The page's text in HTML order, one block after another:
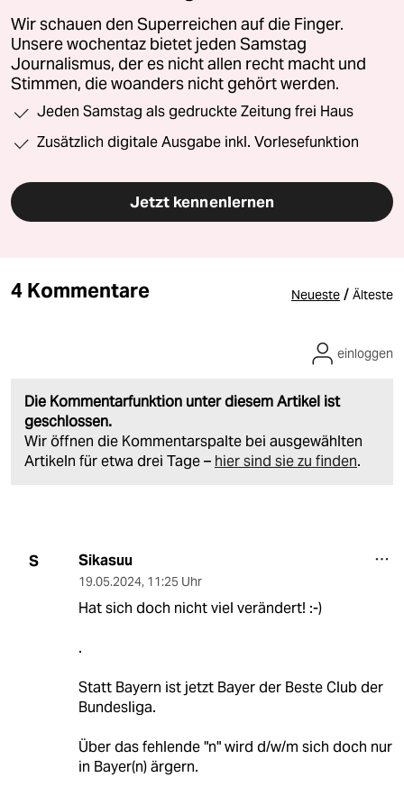
Wir schauen den Superreichen auf die Finger.
Unsere wochentaz bietet jeden Samstag
Journalismus, der es nicht allen recht macht und
Stimmen, die woanders nicht gehört werden.
Jeden Samstag als gedruckte Zeitung frei Haus
Zusätzlich digitale Ausgabe inkl. Vorlesefunktion
Jetzt kennenlernen
4 Kommentare Neueste / Älteste
Die Kommentarfunktion unter diesem Artikel ist
geschlossen.
Wir öffnen die Kommentarspalte bei ausgewählten
Artikeln für etwa drei Tage – hier sind sie zu finden.
einloggen
S Sikasuu
19.05.2024, 11:25 Uhr
Hat sich doch nicht viel verändert! :-)
.
Statt Bayern ist jetzt Bayer der Beste Club der
Bundesliga.
Über das fehlende "n" wird d/w/m sich doch nur
in Bayer(n) ärgern.